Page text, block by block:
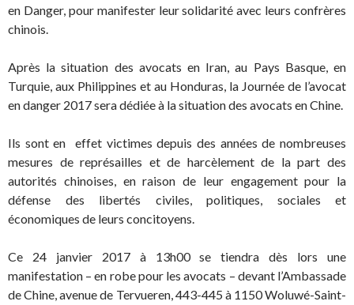
en Danger, pour manifester leur solidarité avec leurs confrères
chinois.
Après la situation des avocats en Iran, au Pays Basque, en
Turquie, aux Philippines et au Honduras, la Journée de l’avocat
en danger 2017 sera dédiée à la situation des avocats en Chine.
Ils sont en effet victimes depuis des années de nombreuses
mesures de représailles et de harcèlement de la part des
autorités chinoises, en raison de leur engagement pour la
défense des libertés civiles, politiques, sociales et
économiques de leurs concitoyens.
Ce 24 janvier 2017 à 13h00 se tiendra dès lors une
manifestation – en robe pour les avocats – devant l’Ambassade
de Chine, avenue de Tervueren, 443-445 à 1150 Woluwé-Saint-